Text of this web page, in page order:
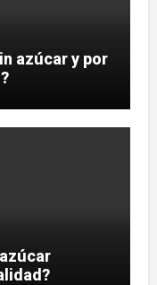
azúcar y por